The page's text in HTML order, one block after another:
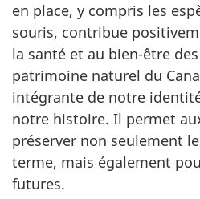
en place, y compris les
souris, contribue
la santé et au bien-être
patrimoine naturel du
intégrante de notre
notre histoire. Il permet
préserver non seulement
terme, mais également
futures.